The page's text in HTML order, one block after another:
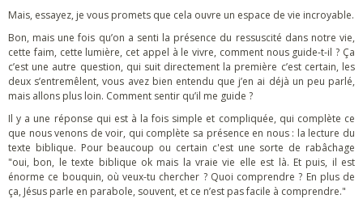
Mais, essayez, je vous promets que cela ouvre un espace de vie incroyable.
Bon, mais une fois qu’on a senti la présence du ressuscité dans notre vie,
cette faim, cette lumière, cet appel à le vivre, comment nous guide-t-il ? Ça
c’est une autre question, qui suit directement la première c’est certain, les
deux s’entremêlent, vous avez bien entendu que j’en ai déjà un peu parlé,
mais allons plus loin. Comment sentir qu’il me guide ?
Il y a une réponse qui est à la fois simple et compliquée, qui complète ce
que nous venons de voir, qui complète sa présence en nous : la lecture du
texte biblique. Pour beaucoup ou certain c'est une sorte de rabâchage
"oui, bon, le texte biblique ok mais la vraie vie elle est là. Et puis, il est
énorme ce bouquin, où veux-tu chercher ? Quoi comprendre ? En plus de
ça, Jésus parle en parabole, souvent, et ce n’est pas facile à comprendre."